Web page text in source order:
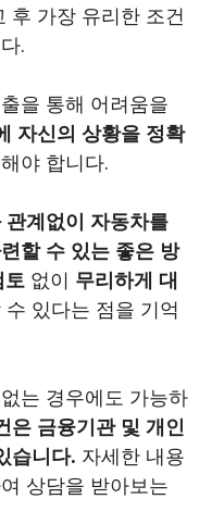
후 가장 유리한 조건
.
을 통해 어려움을
자신의 상황을 정확
해야 합니다.
관계없이 자동차를
할 수 있는 좋은 방
토 없이 무리하게 대
수 있다는 점을 기억
는 경우에도 가능하
은 금융기관 및 개인
습니다. 자세한 내용
상담을 받아보는